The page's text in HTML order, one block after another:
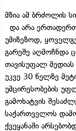
მზია ამ ბრძოლის
და არა
უმიზეზოდ,
გარეშე აღმოჩნდა
თავისუფალ
უკვე 30 წელზე
უმცირესობების
გამოხატვის
საქართველოს
ქვეყანაში